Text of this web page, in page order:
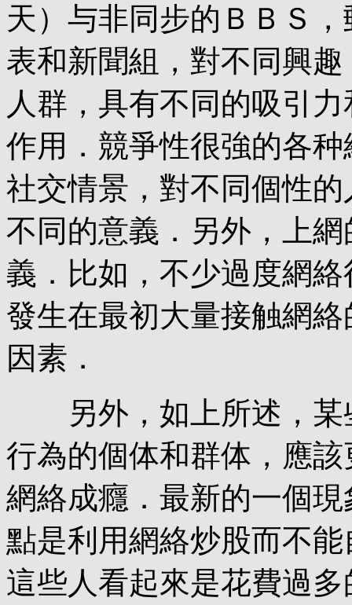
天）与非同步的ＢＢＳ
表和新聞組，對不同興
人群，具有不同的吸引
作用．競爭性很強的各
社交情景，對不同個性的
不同的意義．另外，上
義．比如，不少過度網
發生在最初大量接触網
因素．
另外，如上所述，某
行為的個体和群体，應該
網絡成癮．最新的一個
點是利用網絡炒股而不能
這些人看起來是花費過